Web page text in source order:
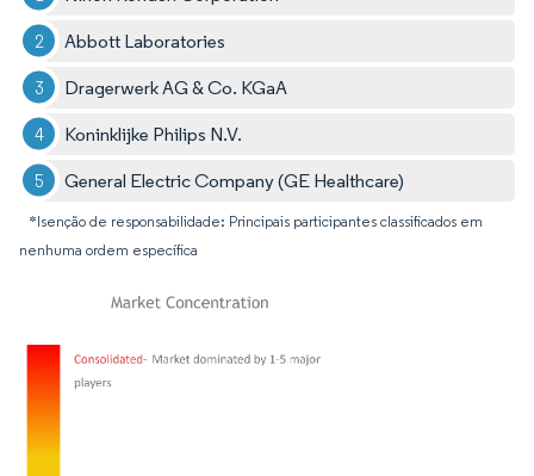
Abbott Laboratories
Dragerwerk AG & Co. KGaA
Koninklijke Philips N.V.
General Electric Company (GE Healthcare)
*Isenção de responsabilidade: Principais participantes classificados em
nenhuma ordem específica